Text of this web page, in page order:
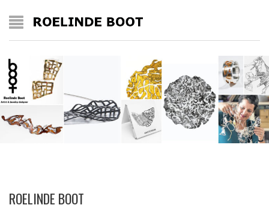
ROELINDE BOOT